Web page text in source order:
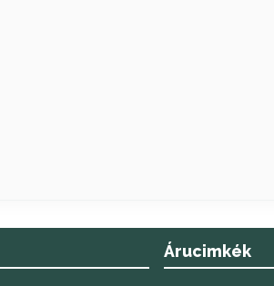
Árucimkék